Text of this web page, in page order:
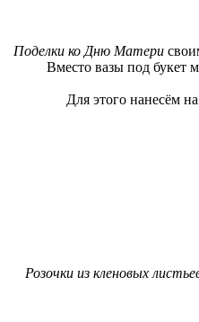
Поделки ко Дню Матери
Вместо вазы под букет
Для этого нанесём
Розочки из кленовых